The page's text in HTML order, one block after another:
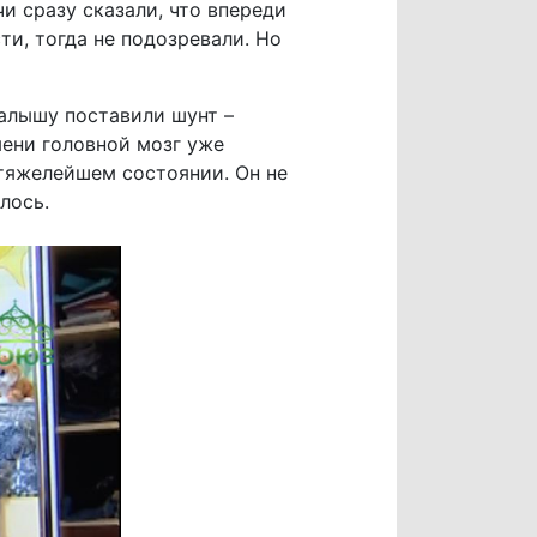
сразу сказали, что впереди
тогда не подозревали. Но
поставили шунт –
головной мозг уже
состоянии. Он не